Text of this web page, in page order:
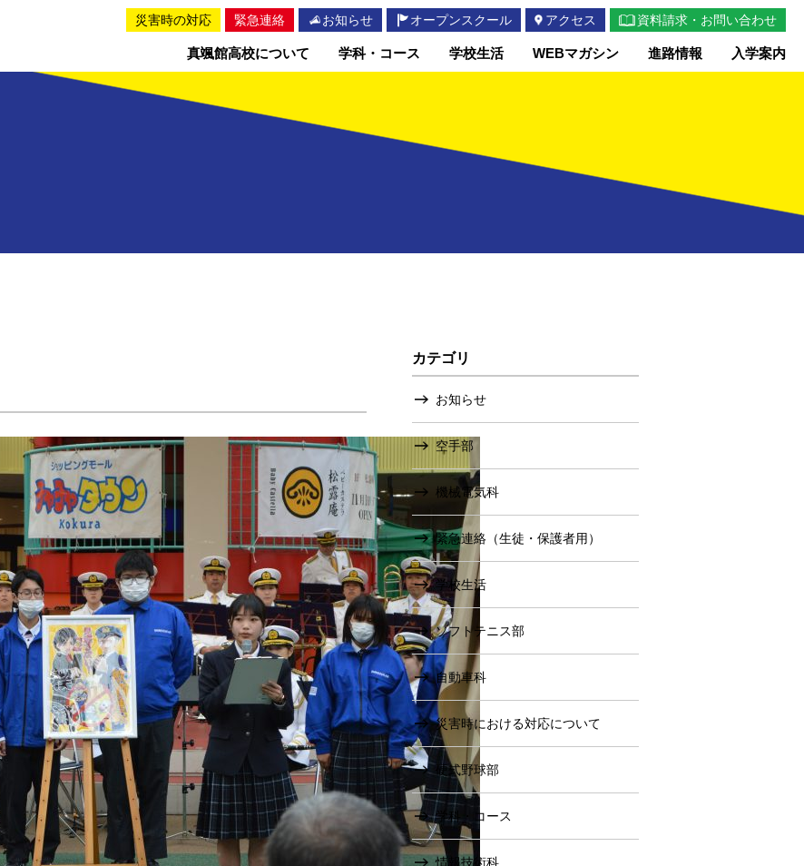
真颯館高校について
学科・コース 学校生活 WEBマガシン 進路情報 入学案内
災害時の対応 緊急連絡 お知らせ オープンスクール アクセス 資料請求・お問い合わせ
カテゴリ
お知らせ
空手部
機械電気科
緊急連絡（生徒・保護者用）
学校生活
ソフトテニス部
自動車科
災害時における対応について
硬式野球部
学科・コース
情報技術科